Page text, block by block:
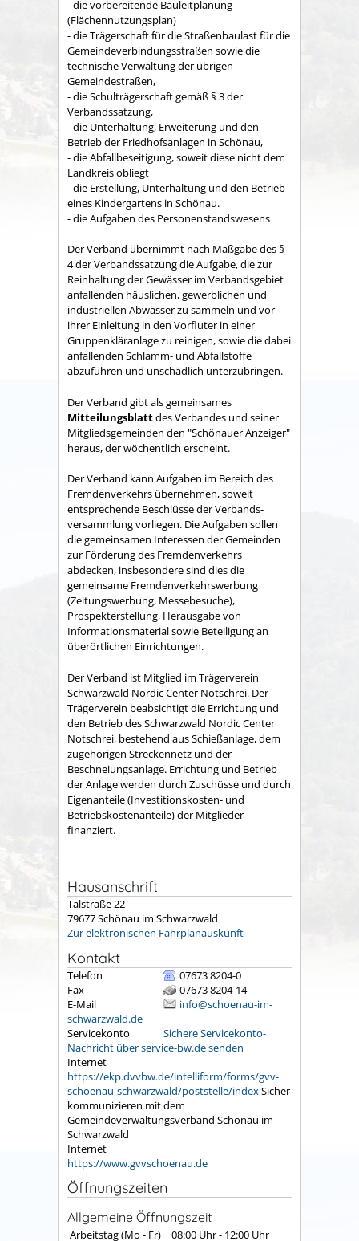
- die vorbereitende Bauleitplanung
(Flächennutzungsplan)
- die Trägerschaft für die Straßenbaulast für die
Gemeindeverbindungsstraßen sowie die
technische Verwaltung der übrigen
Gemeindestraßen,
- die Schulträgerschaft gemäß § 3 der
Verbandssatzung,
- die Unterhaltung, Erweiterung und den
Betrieb der Friedhofsanlagen in Schönau,
- die Abfallbeseitigung, soweit diese nicht dem
Land­kreis obliegt
- die Erstellung, Unterhaltung und den Betrieb
eines Kindergartens in Schönau.
- die Aufgaben des Personenstandswesens
Der Verband übernimmt nach Maßgabe des §
4 der Verbandssatzung die Aufgabe, die zur
Reinhaltung der Gewässer im Verbandsgebiet
anfallenden häuslichen, gewerblichen und
industriellen Abwässer zu sammeln und vor
ihrer Einleitung in den Vorfluter in einer
Gruppenkläranlage zu reinigen, sowie die dabei
anfallenden Schlamm- und Abfallstoffe
abzuführen und unschädlich unterzubringen.
Der Verband gibt als gemeinsames
Mitteilungsblattdes Verbandes und seiner
Mitgliedsgemeinden den "Schönauer Anzeiger"
heraus, der wöchentlich erscheint.
Der Verband kann Aufgaben im Bereich des
Fremdenverkehrs übernehmen, soweit
entsprechende Beschlüsse der Verbands­
versammlung vorliegen. Die Aufgaben sollen
die gemeinsamen Interessen der Gemeinden
zur Förderung des Fremdenverkehrs
abdecken, insbesondere sind dies die
gemeinsame Fremden­verkehrswerbung
(Zeitungswerbung, Messebesuche),
Prospekter­stellung, Herausgabe von
Informationsmaterial sowie Betei­ligung an
überörtlichen Einrichtungen.
Der Verband ist Mitglied im Trägerverein
Schwarzwald Nordic Center Notschrei. Der
Trägerverein beabsichtigt die Errichtung und
den Betrieb des Schwarzwald Nordic Center
Notschrei, bestehend aus Schießanlage, dem
zugehörigen Streckennetz und der
Beschneiungsanlage. Errichtung und Betrieb
der Anlage werden durch Zuschüsse und durch
Eigenanteile (Investitionskosten- und
Betriebskostenanteile) der Mitglieder
finanziert.
Hausanschrift
Talstraße 22
79677Schönau im Schwarzwald
Zur elektronischen Fahrplanauskunft
Kontakt
Telefon
07673 8204-0
Fax
07673 8204-14
E-Mail
info@schoenau-im-
schwarzwald.de
Servicekonto
Sichere Servicekonto-
Nachricht über service-bw.de senden
Internet
https://ekp.dvvbw.de/intelliform/forms/gvv-
schoenau-schwarzwald/poststelle/indexSicher
kommunizieren mit dem
Gemeindeverwaltungsverband Schönau im
Schwarzwald
Internet
https://www.gvvschoenau.de
Öffnungszeiten
Allgemeine Öffnungszeit
Arbeitstag (Mo - Fr) 08:00 Uhr- 12:00 Uhr